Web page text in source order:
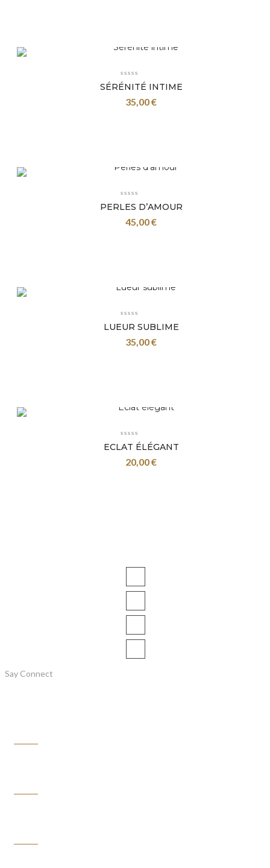
SÉRÉNITÉ INTIME
35,00€
PERLES D’AMOUR
45,00€
LUEUR SUBLIME
35,00€
ECLAT ÉLÉGANT
20,00€
Say Connect